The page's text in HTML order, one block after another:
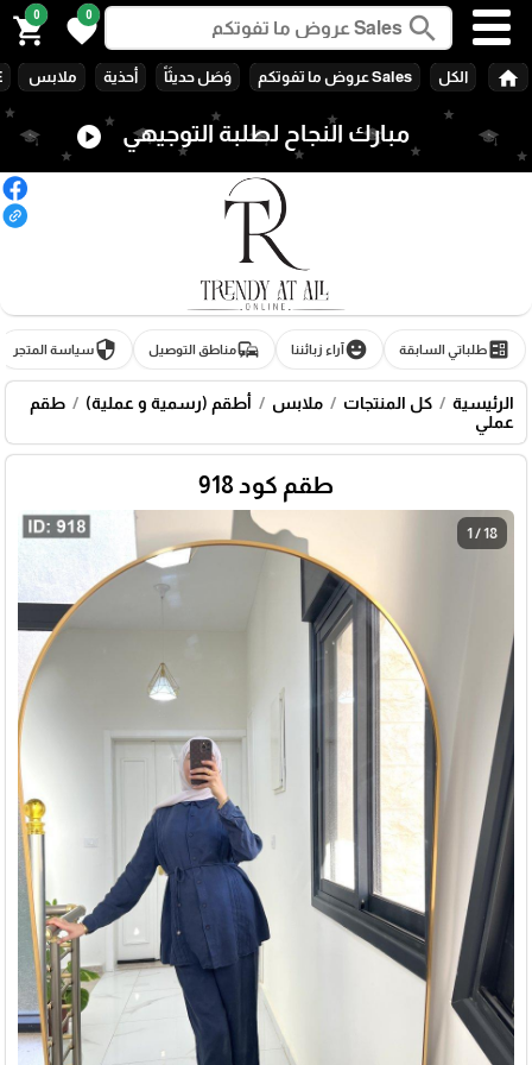
search
0
favorite
0
shopping_cart
home الكل Sales عروض ما تفوتكم وَصَل حديثَاً أحذية ملابس
مبارك النجاح لطلبة التوجيهي play_circle
ballotطلباتي السابقة emoji_emotionsآراء زبائننا commuteمناطق التوصيل securityسياسة المتجر
الرئيسية كل المنتجات ملابس أطقم (رسمية و عملية)
طقم
عملي
طقم كود 918
1 / 18